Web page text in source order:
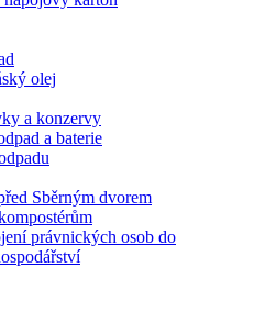
olej
a konzervy
a baterie
Sběrným dvorem
právnických osob do